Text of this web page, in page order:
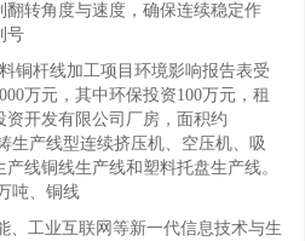
转角度与速度，确保连续稳定作
号
杆线加工项目环境影响报告表受
万元，其中环保投资100万元，租
开发有限公司厂房，面积约
生产线型连续挤压机、空压机、吸
线铜线生产线和塑料托盘生产线。
吨、铜线
工业互联网等新一代信息技术与生